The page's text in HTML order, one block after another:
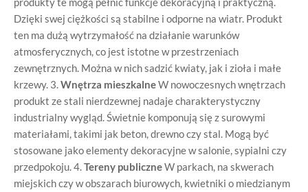
Dzięki swej ciężkości są stabilne i odporne na wiatr. Produkt
ten ma dużą wytrzymałość na działanie warunków
atmosferycznych, co jest istotne w przestrzeniach
zewnętrznych. Można w nich sadzić kwiaty, jak i zioła i małe
krzewy. 3. Wnętrza mieszkalneW nowoczesnych wnętrzach
produkt ze stali nierdzewnej nadaje charakterystyczny
industrialny wygląd. Świetnie komponują się z surowymi
materiałami, takimi jak beton, drewno czy stal. Mogą być
stosowane jako elementy dekoracyjne w salonie, sypialni czy
przedpokoju. 4. Tereny publiczneW parkach, na skwerach
miejskich czy w obszarach biurowych, kwietniki o miedzianym